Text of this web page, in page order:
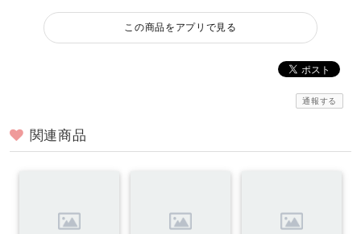
この商品をアプリで見る
通報する
関連商品